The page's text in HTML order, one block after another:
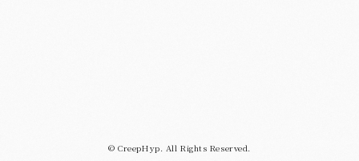
© CreepHyp. All Rights Reserved.